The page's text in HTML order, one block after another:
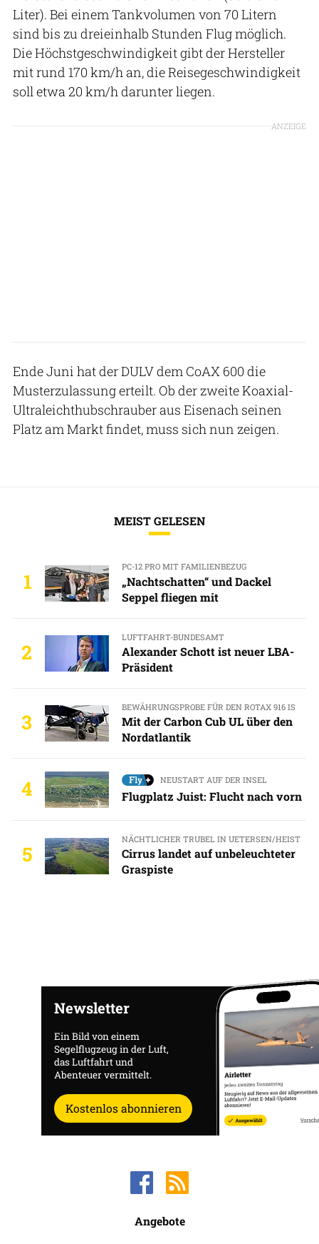
Liter). Bei einem Tankvolumen von 70 Litern
sind bis zu dreieinhalb Stunden Flug möglich.
Die Höchstgeschwindigkeit gibt der Hersteller
mit rund 170 km/h an, die Reisegeschwindigkeit
soll etwa 20 km/h darunter liegen.
ANZEIGE
Ende Juni hat der DULV dem CoAX 600 die
Musterzulassung erteilt. Ob der zweite Koaxial-
Ultraleichthubschrauber aus Eisenach seinen
Platz am Markt findet, muss sich nun zeigen.
MEIST GELESEN
1
PC-12 PRO MIT FAMILIENBEZUG
„Nachtschatten“ und Dackel
Seppel fliegen mit
2
LUFTFAHRT-BUNDESAMT
Alexander Schott ist neuer LBA-
Präsident
3
BEWÄHRUNGSPROBE FÜR DEN ROTAX 916 IS
Mit der Carbon Cub UL über den
Nordatlantik
4 NEUSTART AUF DER INSEL
Flugplatz Juist: Flucht nach vorn
5
NÄCHTLICHER TRUBEL IN UETERSEN/HEIST
Cirrus landet auf unbeleuchteter
Graspiste
Newsletter
Ein Bild von einem
Segelflugzeug in der Luft,
das Luftfahrt und
Abenteuer vermittelt.
Kostenlos abonnieren
Angebote